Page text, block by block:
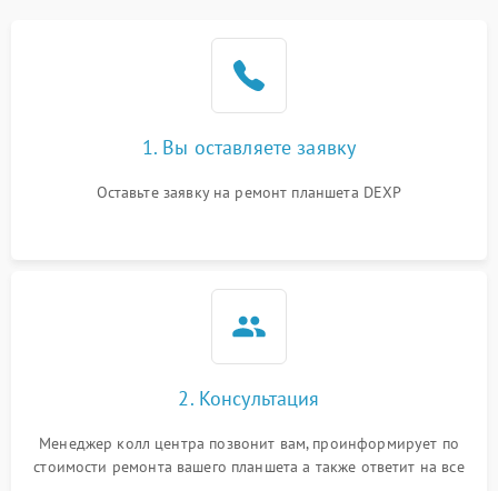
Память и данные
Режим работы
Питание и аккумулятор
1. Вы оставляете заявку
Оставьте заявку на ремонт планшета DEXP
2. Консультация
Менеджер колл центра позвонит вам, проинформирует по
стоимости ремонта вашего планшета а также ответит на все